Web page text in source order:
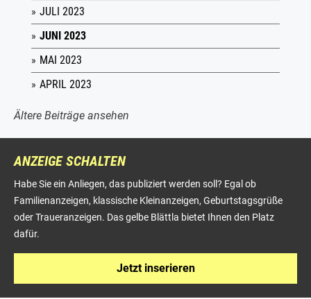
JULI 2023
JUNI 2023
MAI 2023
APRIL 2023
Ältere Beiträge ansehen
ANZEIGE SCHALTEN
Habe Sie ein Anliegen, das publiziert werden soll? Egal ob
Familienanzeigen, klassische Kleinanzeigen, Geburtstagsgrüße
oder Traueranzeigen. Das gelbe Blättla bietet Ihnen den Platz
dafür.
Jetzt inserieren